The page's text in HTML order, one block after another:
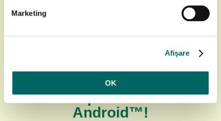
Marketing
Afişare
OK
YOZY! Acum
disponibil pe
dispozitivele
Android™!